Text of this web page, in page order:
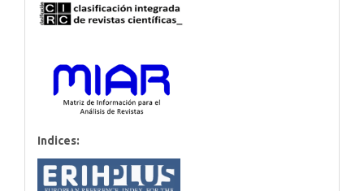
Indices: